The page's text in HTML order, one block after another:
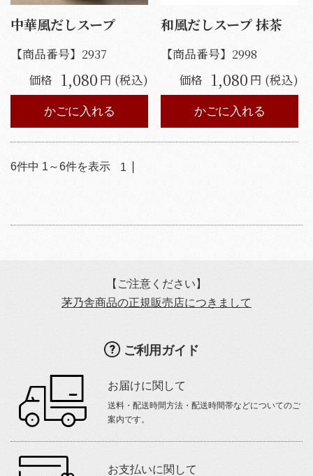
中華風だしスープ
【商品番号】 2937
価格 1,080 円 (税込)
かごに入れる
和風だしスープ 抹茶
【商品番号】 2998
価格 1,080 円 (税込)
かごに入れる
6件中 1～6件を表示 1
【ご注意ください】
茅乃舎商品の正規販売店につきまして
ご利用ガイド
お届けに関して
送料・配送時間方法・配送時間帯などについてのご
案内です。
お支払いに関して